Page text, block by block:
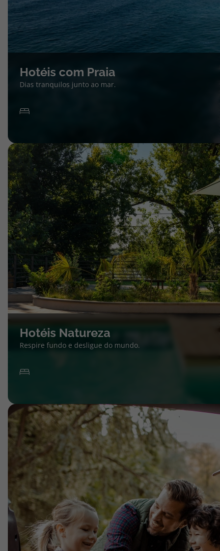
Hotéis com Praia
Dias tranquilos junto ao mar.
Hotéis Natureza
Respire fundo e desligue do mundo.